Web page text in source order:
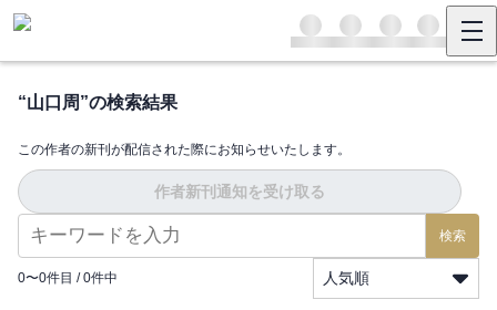
“山口周”の検索結果
この作者の新刊が配信された際にお知らせいたします。
作者新刊通知を受け取る
検索
0〜0件目 / 0件中 人気順